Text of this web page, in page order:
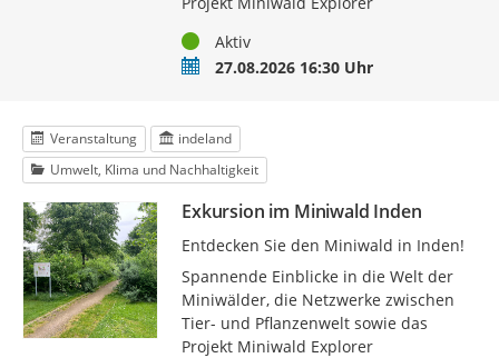
StatusAktiv
Termin27.08.2026 16:30 Uhr
Veranstaltung
indeland
Umwelt, Klima und Nachhaltigkeit
Exkursion im Miniwald Inden
Entdecken Sie den Miniwald in Inden!
Spannende Einblicke in die Welt der
Miniwälder, die Netzwerke zwischen
Tier- und Pflanzenwelt sowie das
Projekt Miniwald Explorer